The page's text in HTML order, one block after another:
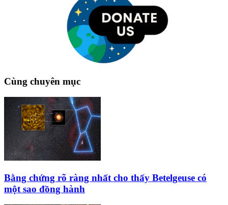
Cùng chuyên mục
Bằng chứng rõ ràng nhất cho thấy Betelgeuse có
một sao đồng hành